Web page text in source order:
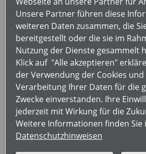
Unsere Partner führen diese
weiteren Daten zusammen, die
bereitgestellt oder die sie im
Nutzung der Dienste gesammelt
Klick auf "Alle akzeptieren"
der Verwendung der Cookies
Verarbeitung Ihrer Daten für die
Zwecke einverstanden. Ihre
jederzeit mit Wirkung für die
Weitere Informationen finden Sie
Datenschutzhinweisen